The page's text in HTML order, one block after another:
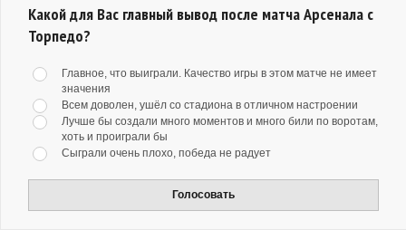
Какой для Вас главный вывод после матча Арсенала с
Торпедо?
Главное, что выиграли. Качество игры в этом матче не имеет
значения
Всем доволен, ушёл со стадиона в отличном настроении
Лучше бы создали много моментов и много били по воротам,
хоть и проиграли бы
Сыграли очень плохо, победа не радует
Голосовать